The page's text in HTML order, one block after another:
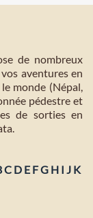
de nombreux
aventures en
monde (Népal,
pédestre et
de sorties en
C D E FG H I J K